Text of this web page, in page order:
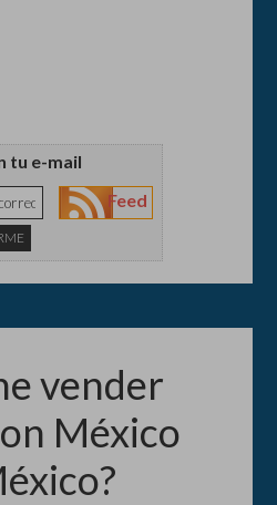
tu e-mail
Feed
vender
México